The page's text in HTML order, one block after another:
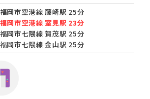
福岡市空港線 藤崎駅 25分
福岡市空港線 室見駅 23分
福岡市七隈線 賀茂駅 25分
福岡市七隈線 金山駅 25分